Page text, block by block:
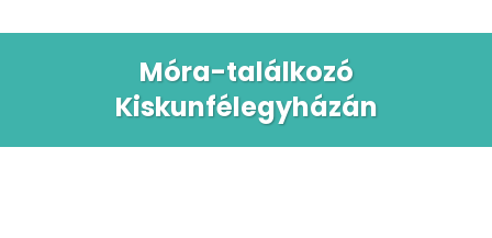
Móra-találkozó
Kiskunfélegyházán